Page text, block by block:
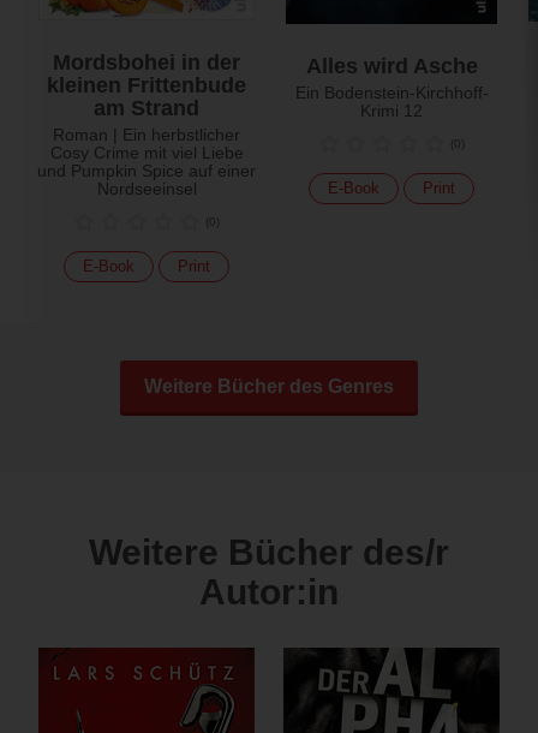
Mordsbohei in der
kleinen Frittenbude
am Strand
Roman | Ein herbstlicher
Cosy Crime mit viel Liebe
und Pumpkin Spice auf einer
Nordseeinsel
(0)
E-Book Print
Alles wird Asche
Ein Bodenstein-Kirchhoff-
Krimi 12
(0)
E-Book Print
Weitere Bücher des Genres
Weitere Bücher des/r
Autor:in